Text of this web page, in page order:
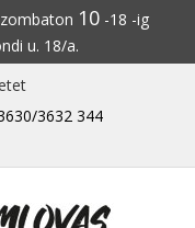
10 -18 -ig
u. 18/a.
3632 344